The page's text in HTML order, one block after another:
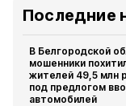
Последние
В Белгородской
мошенники
жителей 49,5 млн
под предлогом
автомобилей